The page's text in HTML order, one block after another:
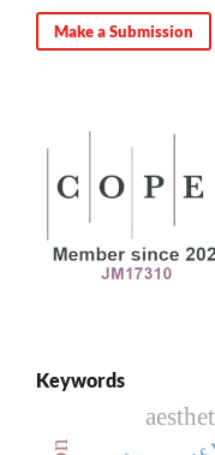
Make a Submission
Keywords